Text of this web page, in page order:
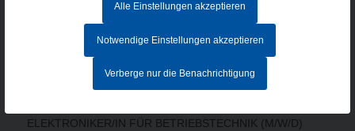
Alle Einstellungen akzeptieren
Notwendige Einstellungen akzeptieren
Verberge nur die Benachrichtigung
AKTUELLE STELLENANGEBOTE
MITARBEITER IM AUFTRAGSZENTRUM (M/W/D) - Vollzeit
CNC-FACHKRAFT (M/W/D)
ELEKTRONIKER/IN FÜR BETRIEBSTECHNIK (M/W/D)